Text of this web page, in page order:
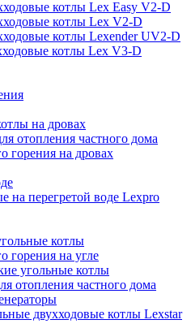
котлы Lex Easy V2-D
котлы Lex V2-D
котлы Lexender UV2-D
котлы Lex V3-D
на дровах
отопления частного дома
горения на дровах
на перегретой воде Lexpro
котлы
горения на угле
угольные котлы
отопления частного дома
двухходовые котлы Lexstar